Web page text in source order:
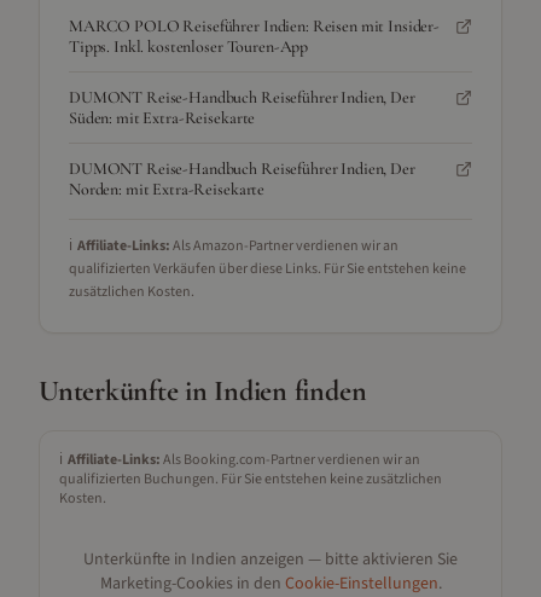
MARCO POLO Reiseführer Indien: Reisen mit Insider-
Tipps. Inkl. kostenloser Touren-App
DUMONT Reise-Handbuch Reiseführer Indien, Der
Süden: mit Extra-Reisekarte
DUMONT Reise-Handbuch Reiseführer Indien, Der
Norden: mit Extra-Reisekarte
ℹ️ Affiliate-Links:Als Amazon-Partner verdienen wir an
qualifizierten Verkäufen über diese Links. Für Sie entstehen keine
zusätzlichen Kosten.
Unterkünfte in Indien finden
ℹ️ Affiliate-Links:Als Booking.com-Partner verdienen wir an
qualifizierten Buchungen. Für Sie entstehen keine zusätzlichen
Kosten.
Unterkünfte in Indien anzeigen — bitte aktivieren Sie
Marketing-Cookies in den Cookie-Einstellungen.